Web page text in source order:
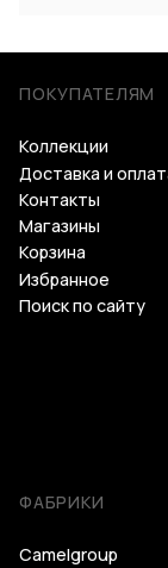
ПОКУПАТЕЛЯМ
Коллекции
Доставка и
Контакты
Магазины
Корзина
Избранное
Поиск по сайту
ФАБРИКИ
Camelgroup